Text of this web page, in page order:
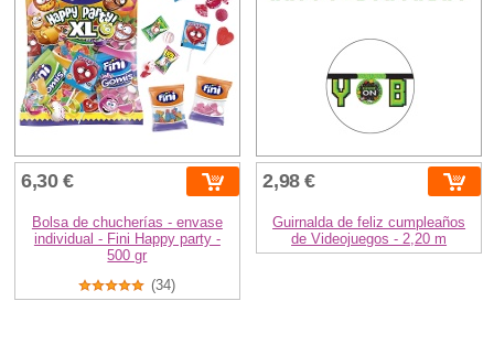
6,30 €
Bolsa de chucherías - envase
individual - Fini Happy party -
500 gr
(34)
2,98 €
Guirnalda de feliz cumpleaños
de Videojuegos - 2,20 m